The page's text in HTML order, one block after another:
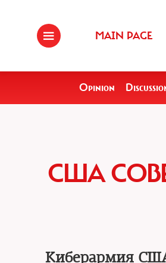
MAIN PAGE
Opinion
США
Киберармия